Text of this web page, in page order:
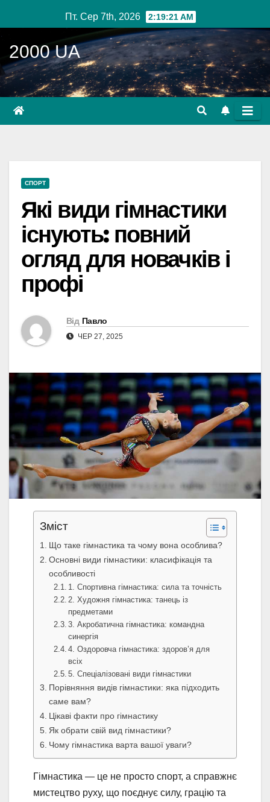
до
вмісту
Пт. Сер 7th, 2026 2:19:22 AM
2000 UA
СПОРТ
Які види гімнастики
існують: повний
огляд для новачків і
профі
Від Павло
ЧЕР 27, 2025
Зміст
Що таке гімнастика та чому вона особлива?
Основні види гімнастики: класифікація та
особливості
1. Спортивна гімнастика: сила та точність
2. Художня гімнастика: танець із
предметами
3. Акробатична гімнастика: командна
синергія
4. Оздоровча гімнастика: здоров’я для
всіх
5. Спеціалізовані види гімнастики
Порівняння видів гімнастики: яка підходить
саме вам?
Цікаві факти про гімнастику
Як обрати свій вид гімнастики?
Чому гімнастика варта вашої уваги?
Гімнастика — це не просто спорт, а справжнє
мистецтво руху, що поєднує силу, грацію та